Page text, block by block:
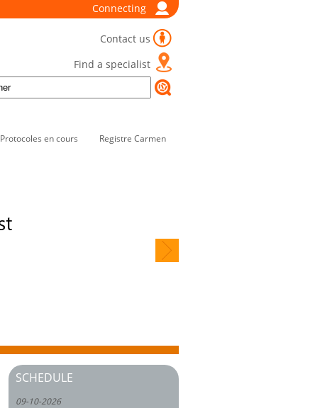
Connecting
Contact us
Find a specialist
Protocoles en cours Registre Carmen
SCHEDULE
09-10-2026